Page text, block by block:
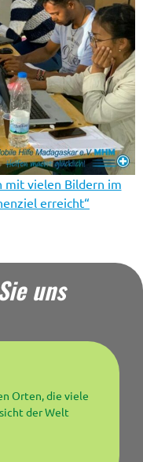
mit vielen Bildern im
erreicht“
uns
Orten, die viele
der Welt